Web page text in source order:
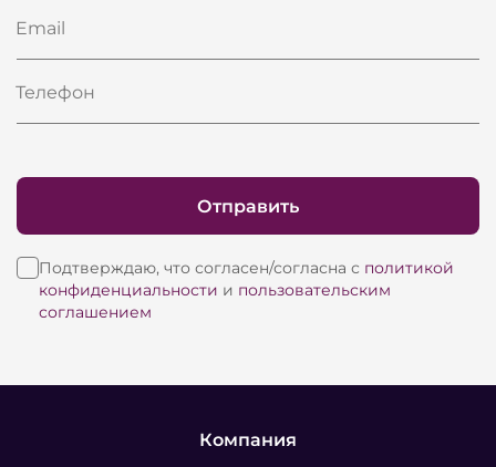
Email
Телефон
Подтверждаю, что согласен/согласна с политикой
конфиденциальности и пользовательским
соглашением
Отправить
Компания